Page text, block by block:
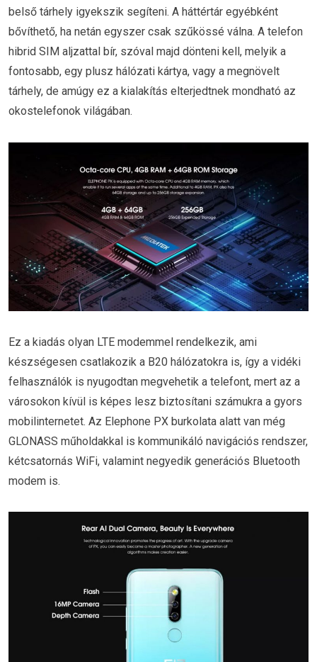
belső tárhely igyekszik segíteni. A háttértár egyébként
bővíthető, ha netán egyszer csak szűkössé válna. A telefon
hibrid SIM aljzattal bír, szóval majd dönteni kell, melyik a
fontosabb, egy plusz hálózati kártya, vagy a megnövelt
tárhely, de amúgy ez a kialakítás elterjedtnek mondható az
okostelefonok világában.
Ez a kiadás olyan LTE modemmel rendelkezik, ami
készségesen csatlakozik a B20 hálózatokra is, így a vidéki
felhasználók is nyugodtan megvehetik a telefont, mert az a
városokon kívül is képes lesz biztosítani számukra a gyors
mobilinternetet. Az Elephone PX burkolata alatt van még
GLONASS műholdakkal is kommunikáló navigációs rendszer,
kétcsatornás WiFi, valamint negyedik generációs Bluetooth
modem is.